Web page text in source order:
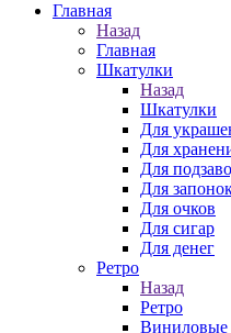
Главная
Назад
Главная
Шкатулки
Назад
Шкатулки
Для
Для
Для
Для
Для очков
Для сигар
Для денег
Ретро
Назад
Ретро
Виниловые